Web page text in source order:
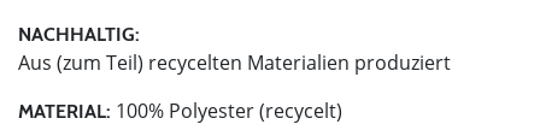
NACHHALTIG:
Aus (zum Teil) recycelten Materialien produziert
MATERIAL: 100% Polyester (recycelt)